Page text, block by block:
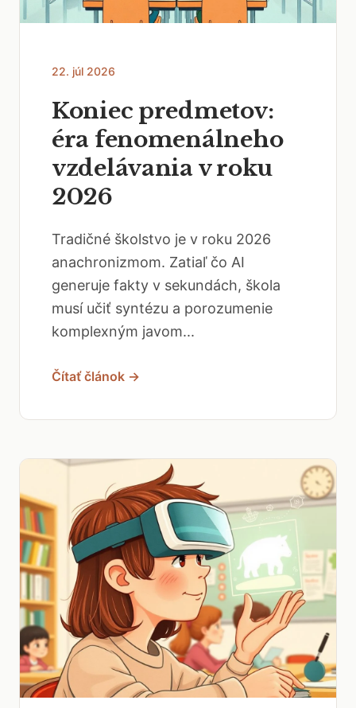
22. júl 2026
Koniec predmetov:
éra fenomenálneho
vzdelávania v roku
2026
Tradičné školstvo je v roku 2026
anachronizmom. Zatiaľ čo AI
generuje fakty v sekundách, škola
musí učiť syntézu a porozumenie
komplexným javom...
Čítať článok →